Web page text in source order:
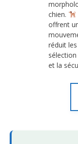
chien.
offrent
réduit
et la